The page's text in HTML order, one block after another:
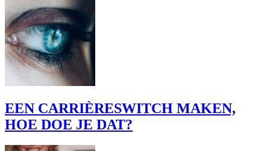
EEN CARRIÈRESWITCH MAKEN,
HOE DOE JE DAT?